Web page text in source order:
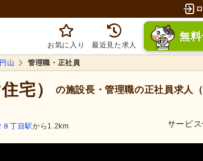
お気に入り 最近見た求人
無料
山 管理職・正社員
宅） の施設長・管理職の正社員求人（
サービ
８丁目駅から1.2km